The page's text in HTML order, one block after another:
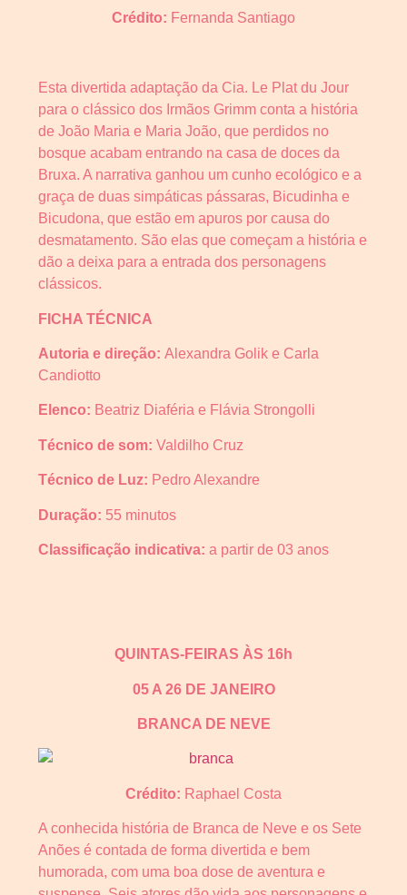
Crédito: Fernanda Santiago
Esta divertida adaptação da Cia. Le Plat du Jour
para o clássico dos Irmãos Grimm conta a história
de João Maria e Maria João, que perdidos no
bosque acabam entrando na casa de doces da
Bruxa. A narrativa ganhou um cunho ecológico e a
graça de duas simpáticas pássaras, Bicudinha e
Bicudona, que estão em apuros por causa do
desmatamento. São elas que começam a história e
dão a deixa para a entrada dos personagens
clássicos.
FICHA TÉCNICA
Autoria e direção: Alexandra Golik e Carla
Candiotto
Elenco: Beatriz Diaféria e Flávia Strongolli
Técnico de som: Valdilho Cruz
Técnico de Luz: Pedro Alexandre
Duração: 55 minutos
Classificação indicativa: a partir de 03 anos
QUINTAS-FEIRAS ÀS 16h
05 A 26 DE JANEIRO
BRANCA DE NEVE
Crédito: Raphael Costa
A conhecida história de Branca de Neve e os Sete
Anões é contada de forma divertida e bem
humorada, com uma boa dose de aventura e